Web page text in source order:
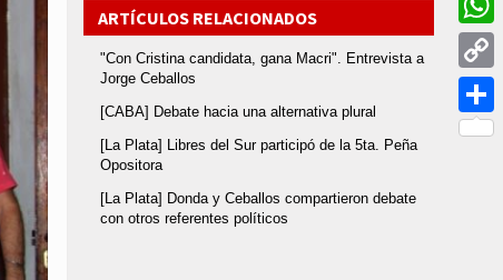
ARTÍCULOS RELACIONADOS
"Con Cristina candidata, gana Macri". Entrevista a
Jorge Ceballos
[CABA] Debate hacia una alternativa plural
[La Plata] Libres del Sur participó de la 5ta. Peña
Opositora
[La Plata] Donda y Ceballos compartieron debate
con otros referentes políticos
Copy
Link